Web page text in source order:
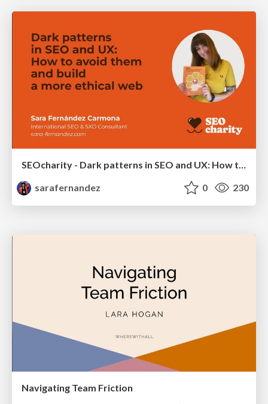
SEOcharity - Dark patterns in SEO and UX: How to avoid them and build a more ethical web
sarafernandez
0 230
Navigating Team Friction